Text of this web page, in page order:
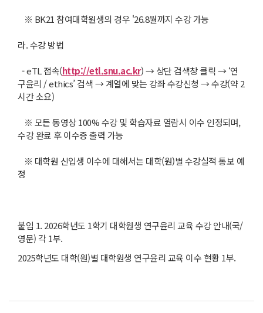
※ BK21 참여대학원생의 경우 '26.8월까지 수강 가능
라. 수강 방법
- eTL 접속(http://etl.snu.ac.kr) → 상단 검색창 클릭 → ‘연
구윤리 / ethics’ 검색 → 계열에 맞는 강좌 수강신청 → 수강(약 2
시간 소요)
※ 모든 동영상 100% 수강 및 학습자료 열람시 이수 인정되며,
수강 완료 후 이수증 출력 가능
※ 대학원 신입생 이수에 대해서는 대학(원)별 수강실적 통보 예
정
붙임 1. 2026학년도 1학기 대학원생 연구윤리 교육 수강 안내(국/
영문) 각 1부.
2025학년도 대학(원)별 대학원생 연구윤리 교육 이수 현황 1부.